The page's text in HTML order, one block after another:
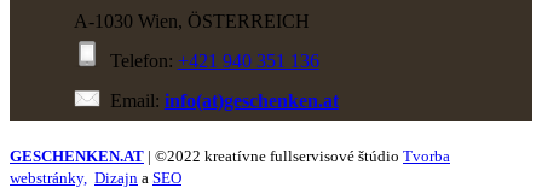
A-1030 Wien, ÖSTERREICH
Telefon: +421 940 351 136
Email: info(at)geschenken.at
GESCHENKEN.AT | ©2022 kreatívne fullservisové štúdio Tvorba
webstránky, Dizajn a SEO